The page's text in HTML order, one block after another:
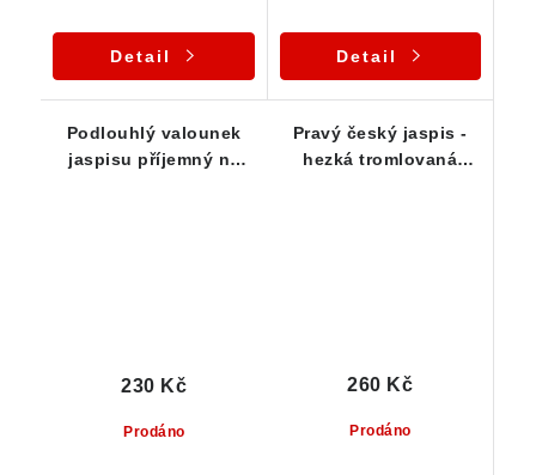
Detail Detail
Podlouhlý valounek
jaspisu příjemný na
Prodáno
230 Kč
Pravý český jaspis -
hezká tromlovaná
Prodáno
260 Kč